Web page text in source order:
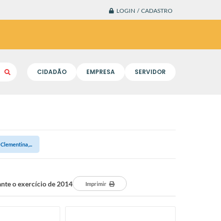
LOGIN / CADASTRO
CIDADÃO EMPRESA SERVIDOR
o exercício de 2014 Imprimir